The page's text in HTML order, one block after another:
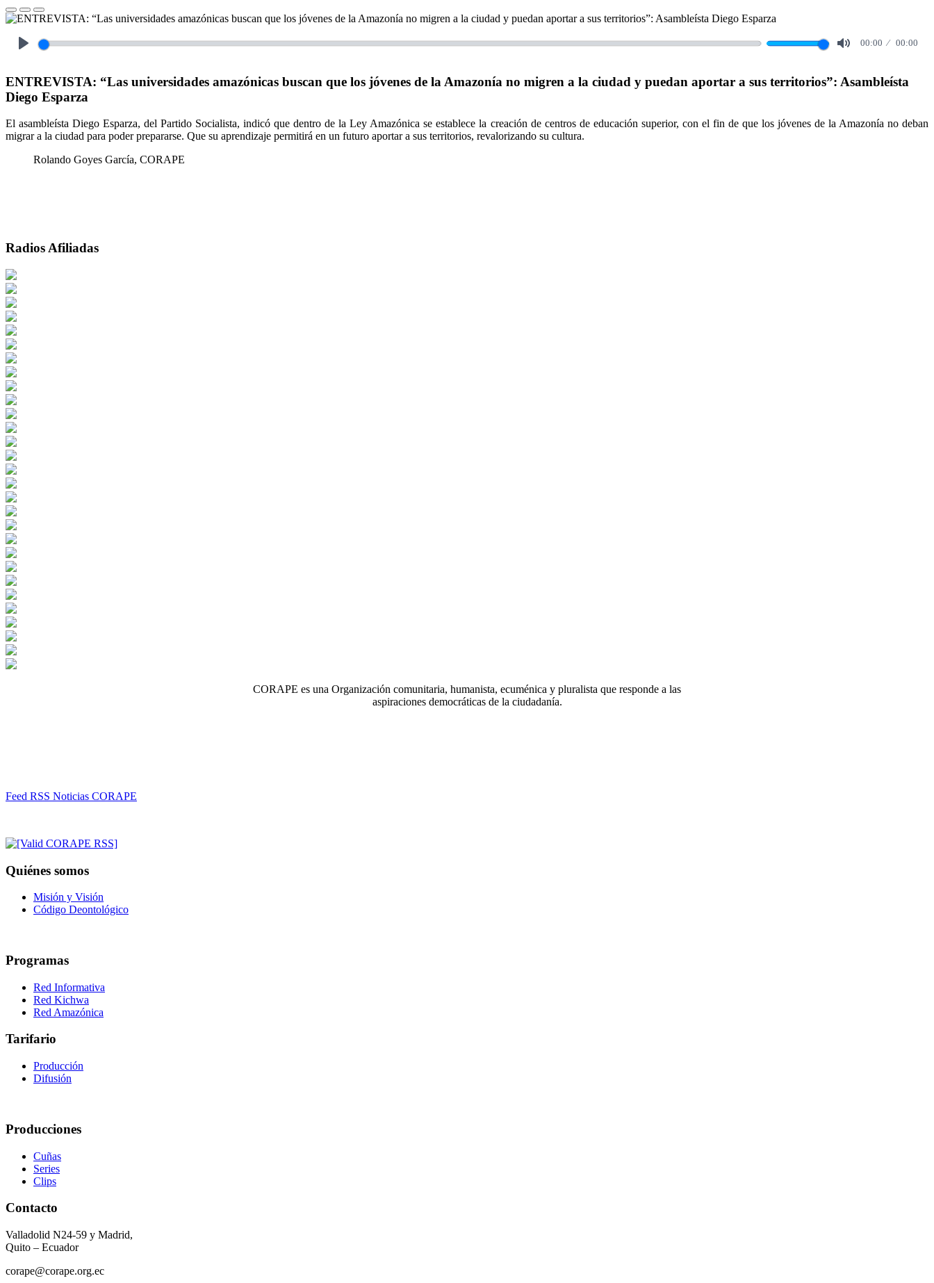
00:00 00:00
ENTREVISTA: “Las universidades amazónicas buscan que los jóvenes de la Amazonía no migren a la ciudad y puedan aportar a sus territorios”: Asambleísta
Diego Esparza
El asambleísta Diego Esparza, del Partido Socialista, indicó que dentro de la Ley Amazónica se establece la creación de centros de educación superior, con el fin de que los jóvenes de la Amazonía no deban
migrar a la ciudad para poder prepararse. Que su aprendizaje permitirá en un futuro aportar a sus territorios, revalorizando su cultura.
Rolando Goyes García, CORAPE
Radios Afiliadas
CORAPE es una Organización comunitaria, humanista, ecuménica y pluralista que responde a las
aspiraciones democráticas de la ciudadanía.
Feed RSS Noticias CORAPE
Quiénes somos
Misión y Visión
Código Deontológico
Programas
Red Informativa
Red Kichwa
Red Amazónica
Tarifario
Producción
Difusión
Producciones
Cuñas
Series
Clips
Contacto
Valladolid N24-59 y Madrid,
Quito – Ecuador
corape@corape.org.ec